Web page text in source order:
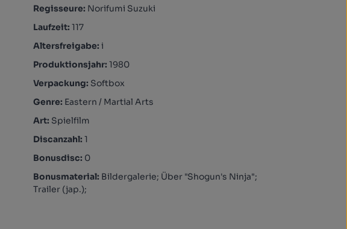
Regisseure: Norifumi Suzuki
Laufzeit:117
Altersfreigabe:i
Produktionsjahr:1980
Verpackung: Softbox
Genre: Eastern / Martial Arts
Art: Spielfilm
Discanzahl:1
Bonusdisc: 0
Bonusmaterial: Bildergalerie; Über "Shogun's Ninja";
Trailer (jap.);